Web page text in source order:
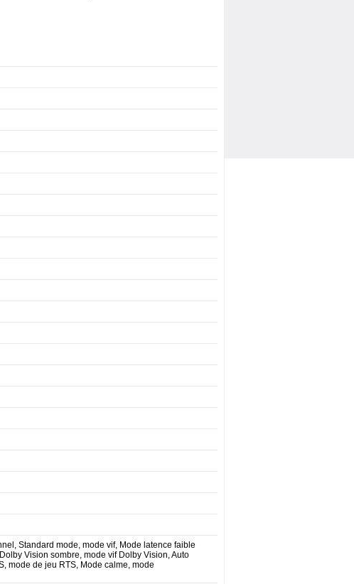
Standard mode, mode vif, Mode latence faible
Vision sombre, mode vif Dolby Vision, Auto
mode de jeu RTS, Mode calme, mode